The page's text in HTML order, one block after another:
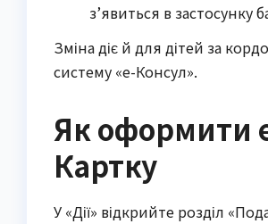
з’явиться в застосунку
Зміна діє й для дітей за
систему «е-Консул».
Як оформити
Картку
У «Дії» відкрийте розділ